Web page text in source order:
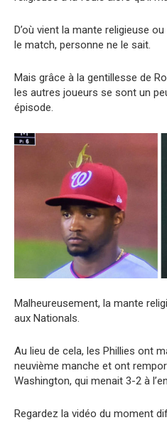
D’où vient la mante religieuse
le match, personne ne le sait.
Mais grâce à la gentillesse de
les autres joueurs se sont un
épisode.
Malheureusement, la mante
aux Nationals.
Au lieu de cela, les Phillies ont
neuvième manche et ont
Washington, qui menait 3-2 à
Regardez la vidéo du moment